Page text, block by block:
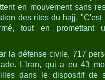
en mouvement sans
des rites du hajj.
tout en promettant
la défense civile, 717
L'Iran, qui a eu 43
dans le dispositif de